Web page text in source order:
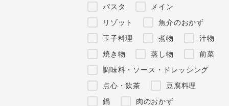
パスタ
メイン
リゾット
魚介のおかず
玉子料理
煮物
汁物
焼き物
蒸し物
前菜
調味料・ソース・ドレッシング
点心・飲茶
豆腐料理
鍋
肉のおかず